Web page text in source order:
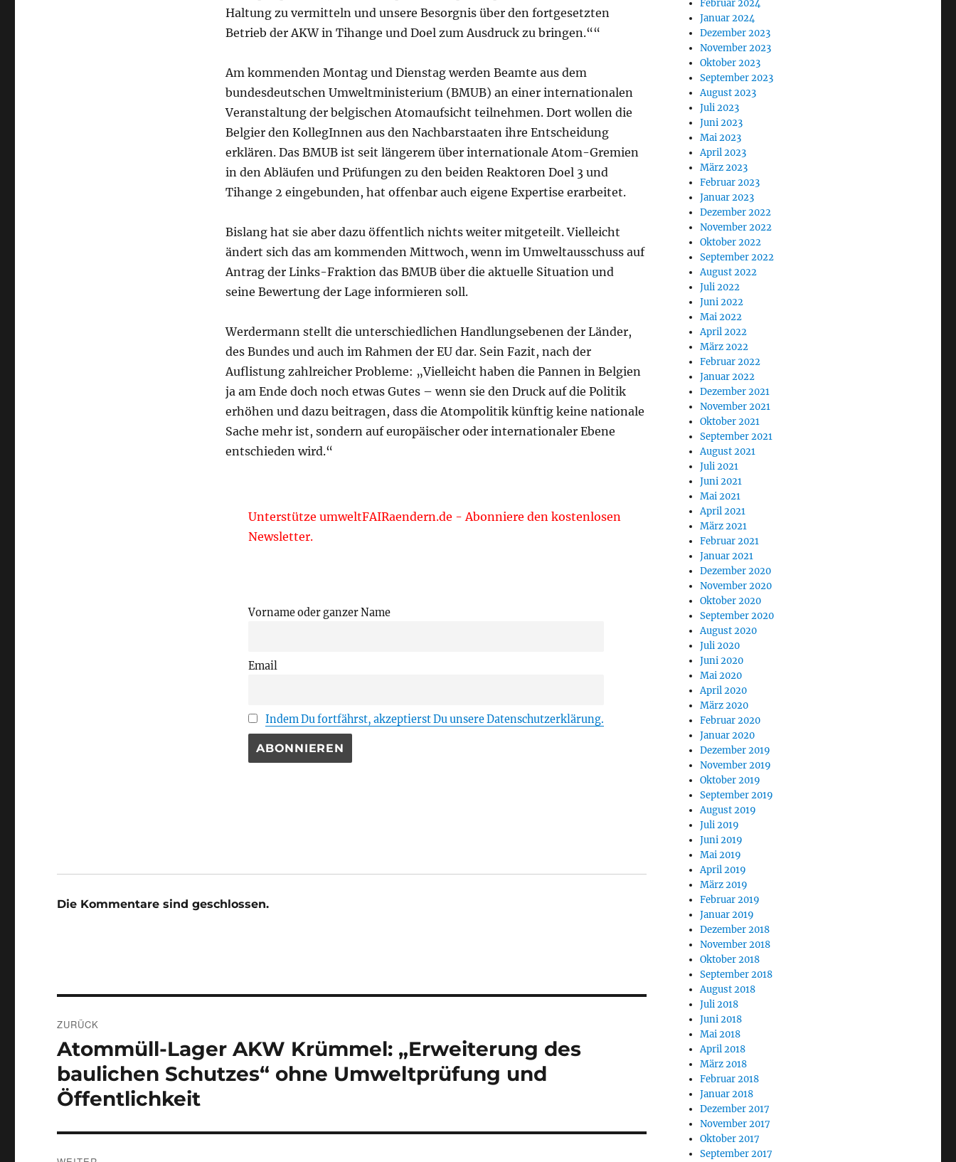
Haltung zu vermitteln und unsere Besorgnis über den fortgesetzten
Betrieb der AKW in Tihange und Doel zum Ausdruck zu bringen.““
Am kommenden Montag und Dienstag werden Beamte aus dem
bundesdeutschen Umweltministerium (BMUB) an einer internationalen
Veranstaltung der belgischen Atomaufsicht teilnehmen. Dort wollen die
Belgier den KollegInnen aus den Nachbarstaaten ihre Entscheidung
erklären. Das BMUB ist seit längerem über internationale Atom-Gremien
in den Abläufen und Prüfungen zu den beiden Reaktoren Doel 3 und
Tihange 2 eingebunden, hat offenbar auch eigene Expertise erarbeitet.
Bislang hat sie aber dazu öffentlich nichts weiter mitgeteilt. Vielleicht
ändert sich das am kommenden Mittwoch, wenn im Umweltausschuss auf
Antrag der Links-Fraktion das BMUB über die aktuelle Situation und
seine Bewertung der Lage informieren soll.
Werdermann stellt die unterschiedlichen Handlungsebenen der Länder,
des Bundes und auch im Rahmen der EU dar. Sein Fazit, nach der
Auflistung zahlreicher Probleme: „Vielleicht haben die Pannen in Belgien
ja am Ende doch noch etwas Gutes – wenn sie den Druck auf die Politik
erhöhen und dazu beitragen, dass die Atompolitik künftig keine nationale
Sache mehr ist, sondern auf europäischer oder internationaler Ebene
entschieden wird.“
Unterstütze umweltFAIRaendern.de - Abonniere den kostenlosen
Newsletter.
Vorname oder ganzer Name
Email
Indem Du fortfährst, akzeptierst Du unsere Datenschutzerklärung.
Die Kommentare sind geschlossen.
ZURÜCK
Vorheriger
Beitrag:
Atommüll-Lager AKW Krümmel: „Erweiterung des
baulichen Schutzes“ ohne Umweltprüfung und
Öffentlichkeit
Februar 2024
Januar 2024
Dezember 2023
November 2023
Oktober 2023
September 2023
August 2023
Juli 2023
Juni 2023
Mai 2023
April 2023
März 2023
Februar 2023
Januar 2023
Dezember 2022
November 2022
Oktober 2022
September 2022
August 2022
Juli 2022
Juni 2022
Mai 2022
April 2022
März 2022
Februar 2022
Januar 2022
Dezember 2021
November 2021
Oktober 2021
September 2021
August 2021
Juli 2021
Juni 2021
Mai 2021
April 2021
März 2021
Februar 2021
Januar 2021
Dezember 2020
November 2020
Oktober 2020
September 2020
August 2020
Juli 2020
Juni 2020
Mai 2020
April 2020
März 2020
Februar 2020
Januar 2020
Dezember 2019
November 2019
Oktober 2019
September 2019
August 2019
Juli 2019
Juni 2019
Mai 2019
April 2019
März 2019
Februar 2019
Januar 2019
Dezember 2018
November 2018
Oktober 2018
September 2018
August 2018
Juli 2018
Juni 2018
Mai 2018
April 2018
März 2018
Februar 2018
Januar 2018
Dezember 2017
November 2017
Oktober 2017
September 2017